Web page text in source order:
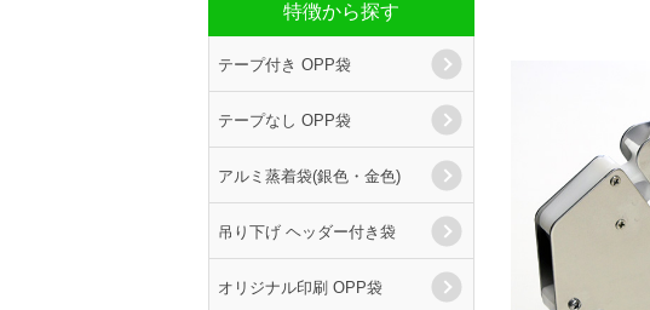
特徴から探す
テープ付き OPP袋
テープなし OPP袋
アルミ蒸着袋(銀色・金色)
吊り下げ ヘッダー付き袋
オリジナル印刷 OPP袋